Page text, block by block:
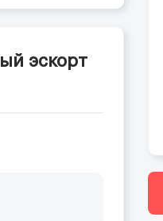
эскорт